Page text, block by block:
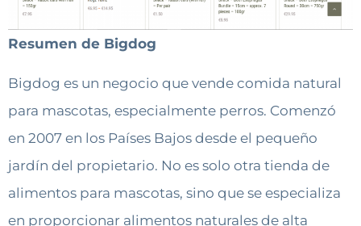
Resumen de Bigdog
Bigdog es un negocio que vende comida natural
para mascotas, especialmente perros. Comenzó
en 2007 en los Países Bajos desde el pequeño
jardín del propietario. No es solo otra tienda de
alimentos para mascotas, sino que se especializa
en proporcionar alimentos naturales de alta